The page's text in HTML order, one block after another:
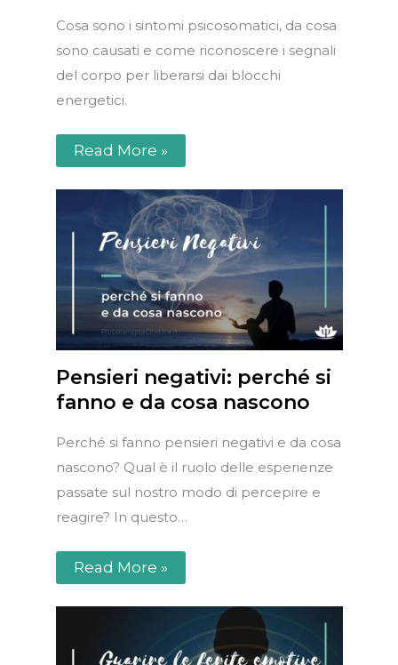
Cosa sono i sintomi psicosomatici, da cosa
sono causati e come riconoscere i segnali
del corpo per liberarsi dai blocchi
energetici.
Read More »
Pensieri negativi: perché si
fanno e da cosa nascono
Perché si fanno pensieri negativi e da cosa
nascono? Qual è il ruolo delle esperienze
passate sul nostro modo di percepire e
reagire? In questo…
Read More »